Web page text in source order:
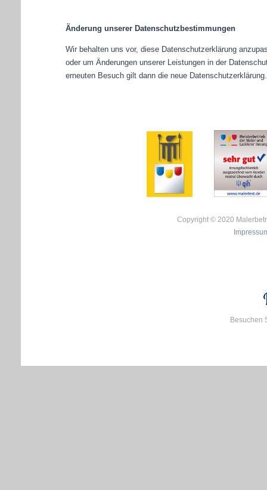
Änderung unserer Datenschutzbestimmungen
Wir behalten uns vor, diese Datenschutzerklärung
oder um Änderungen unserer Leistungen in der
erneuten Besuch gilt dann die neue Datenschutzerklärung.
Copyright © 2020
Besuchen